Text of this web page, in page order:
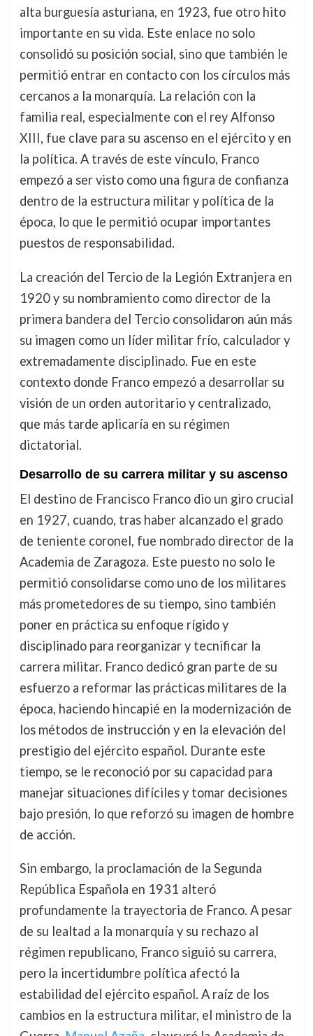
alta burguesía asturiana, en 1923, fue otro hito
importante en su vida. Este enlace no solo
consolidó su posición social, sino que también le
permitió entrar en contacto con los círculos más
cercanos a la monarquía. La relación con la
familia real, especialmente con el rey Alfonso
XIII, fue clave para su ascenso en el ejército y en
la política. A través de este vínculo, Franco
empezó a ser visto como una figura de confianza
dentro de la estructura militar y política de la
época, lo que le permitió ocupar importantes
puestos de responsabilidad.
La creación del Tercio de la Legión Extranjera en
1920 y su nombramiento como director de la
primera bandera del Tercio consolidaron aún más
su imagen como un líder militar frío, calculador y
extremadamente disciplinado. Fue en este
contexto donde Franco empezó a desarrollar su
visión de un orden autoritario y centralizado,
que más tarde aplicaría en su régimen
dictatorial.
Desarrollo de su carrera militar y su ascenso
El destino de Francisco Franco dio un giro crucial
en 1927, cuando, tras haber alcanzado el grado
de teniente coronel, fue nombrado director de la
Academia de Zaragoza. Este puesto no solo le
permitió consolidarse como uno de los militares
más prometedores de su tiempo, sino también
poner en práctica su enfoque rígido y
disciplinado para reorganizar y tecnificar la
carrera militar. Franco dedicó gran parte de su
esfuerzo a reformar las prácticas militares de la
época, haciendo hincapié en la modernización de
los métodos de instrucción y en la elevación del
prestigio del ejército español. Durante este
tiempo, se le reconoció por su capacidad para
manejar situaciones difíciles y tomar decisiones
bajo presión, lo que reforzó su imagen de hombre
de acción.
Sin embargo, la proclamación de la Segunda
República Española en 1931 alteró
profundamente la trayectoria de Franco. A pesar
de su lealtad a la monarquía y su rechazo al
régimen republicano, Franco siguió su carrera,
pero la incertidumbre política afectó la
estabilidad del ejército español. A raíz de los
cambios en la estructura militar, el ministro de la